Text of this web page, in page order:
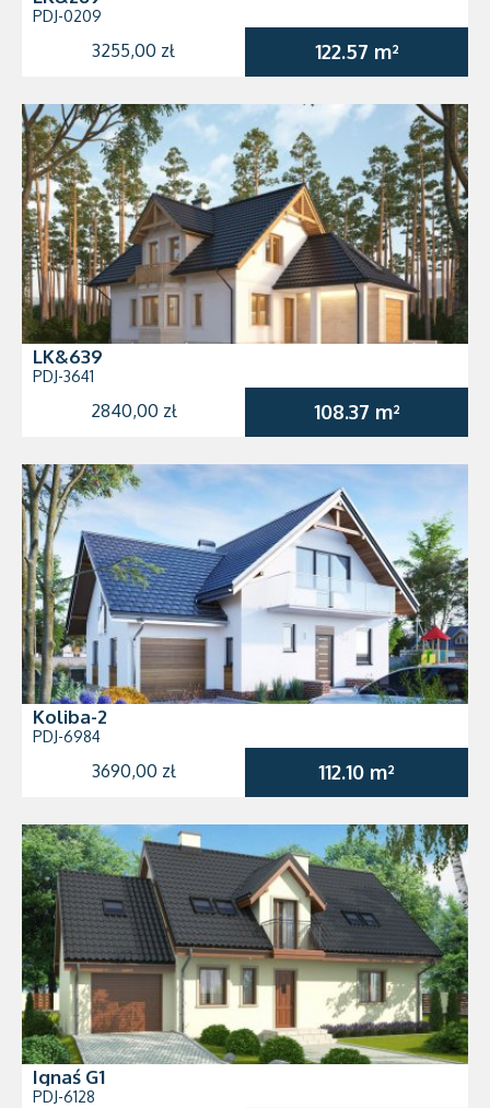
PDJ-0209
3255,00 zł 122.57 m²
LK&639
PDJ-3641
2840,00 zł 108.37 m²
Koliba-2
PDJ-6984
3690,00 zł 112.10 m²
Ignaś G1
PDJ-6128